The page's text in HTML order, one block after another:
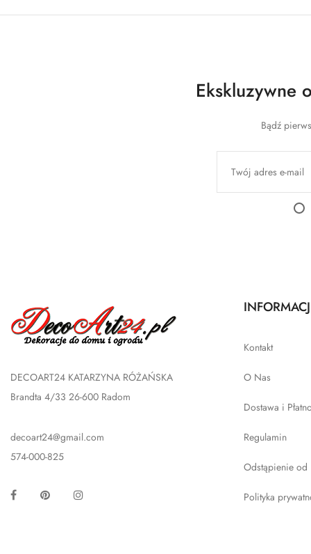
Ekskluzywne
Bądź
DECOART24 KATARZYNA RÓŻAŃSKA
Brandta 4/33 26-600 Radom
decoart24@gmail.com
574-000-825
Facebook Pinterest
Kontakt
O Nas
Dostawa i
Regulamin
Odstąpienie od
Polityka